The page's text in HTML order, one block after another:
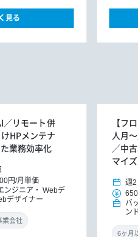
見る
／リモート併
HPメンテナ
業務効率化
円/月単価
ンジニア
Webデ
デザイナー
業会社
【フ
人月
／中
マイ
週2
バ
ン
リ